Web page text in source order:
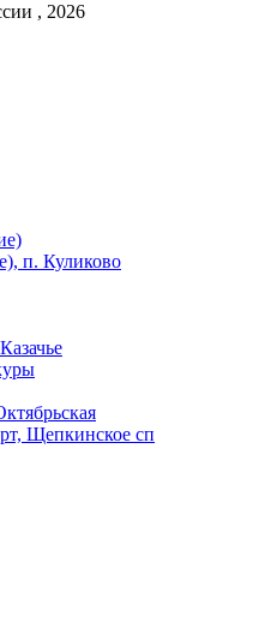
, 2026
п. Куликово
Щепкинское сп